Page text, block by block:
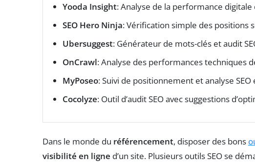
Yooda Insight: Analyse de la performance
SEO Hero Ninja: Vérification simple des positions
Ubersuggest: Générateur de mots-clés et audit
OnCrawl: Analyse des performances techniques
MyPoseo: Suivi de positionnement et analyse SEO
Cocolyze: Outil d’audit SEO avec suggestions
Dans le monde du référencement, disposer des bons
visibilité en ligne d’un site. Plusieurs outils SEO se